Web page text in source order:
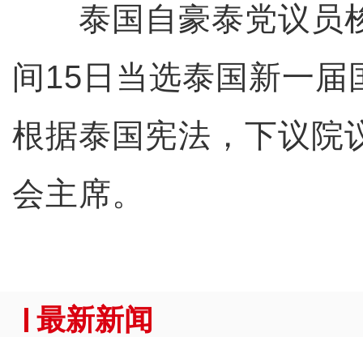
泰国自豪泰党议员
间15日当选泰国新一届
根据泰国宪法，下议院
会主席。
最新新闻